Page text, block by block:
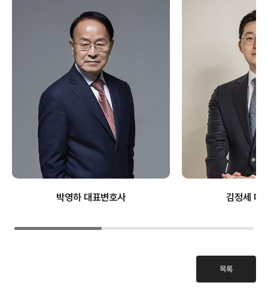
박영하 대표변호사 김정세 대
목록